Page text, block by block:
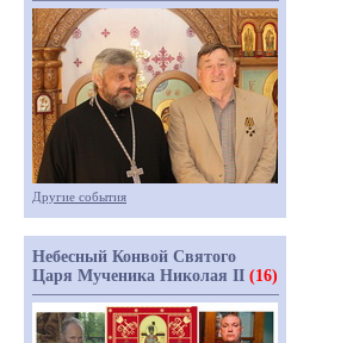
Другие события
Небесный Конвой Святого
Царя Мученика Николая II (16)